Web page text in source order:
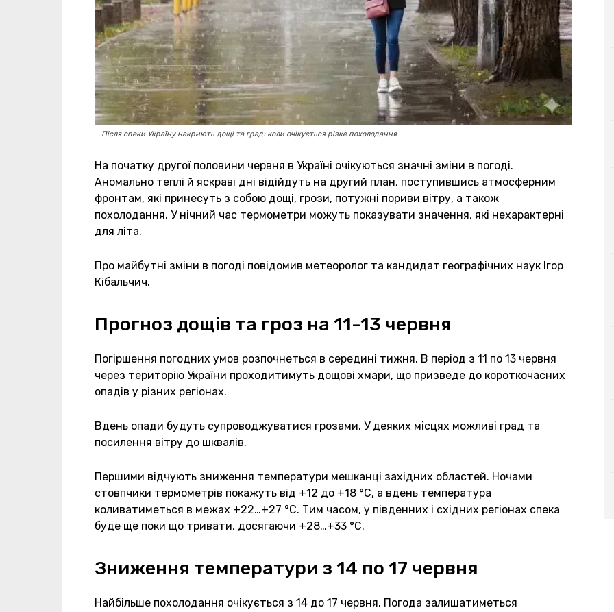
Після спеки Україну накриють дощі та град: коли очікується різке похолодання
На початку другої половини червня в Україні очікуються значні зміни в погоді.
Аномально теплі й яскраві дні відійдуть на другий план, поступившись атмосферним
фронтам, які принесуть з собою дощі, грози, потужні пориви вітру, а також
похолодання. У нічний час термометри можуть показувати значення, які нехарактерні
для літа.
Про майбутні зміни в погоді повідомив метеоролог та кандидат географічних наук Ігор
Кібальчич.
Прогноз дощів та гроз на 11-13 червня
Погіршення погодних умов розпочнеться в середині тижня. В період з 11 по 13 червня
через територію України проходитимуть дощові хмари, що призведе до короткочасних
опадів у різних регіонах.
Вдень опади будуть супроводжуватися грозами. У деяких місцях можливі град та
посилення вітру до шквалів.
Першими відчують зниження температури мешканці західних областей. Ночами
стовпчики термометрів покажуть від +12 до +18 °C, а вдень температура
коливатиметься в межах +22…+27 °C. Тим часом, у південних і східних регіонах спека
буде ще поки що тривати, досягаючи +28…+33 °C.
Зниження температури з 14 по 17 червня
Найбільше похолодання очікується з 14 до 17 червня. Погода залишатиметься